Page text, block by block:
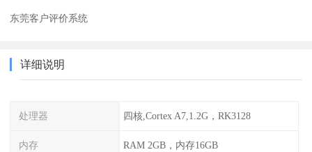
东莞客户评价系统
详细说明
处理器 四核,Cortex A7,1.2G，RK3128
内存 RAM 2GB，内存16GB